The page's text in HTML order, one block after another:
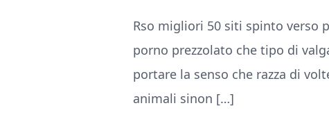
Rso migliori 50 siti spinto verso
porno prezzolato che tipo di
portare la senso che razza di
animali sinon […]